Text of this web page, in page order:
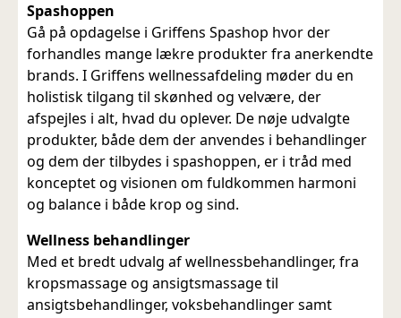
Spashoppen
Gå på opdagelse i Griffens Spashop hvor der
forhandles mange lækre produkter fra anerkendte
brands. I Griffens wellnessafdeling møder du en
holistisk tilgang til skønhed og velvære, der
afspejles i alt, hvad du oplever. De nøje udvalgte
produkter, både dem der anvendes i behandlinger
og dem der tilbydes i spashoppen, er i tråd med
konceptet og visionen om fuldkommen harmoni
og balance i både krop og sind.
Wellness behandlinger
Med et bredt udvalg af wellnessbehandlinger, fra
kropsmassage og ansigtsmassage til
ansigtsbehandlinger, voksbehandlinger samt